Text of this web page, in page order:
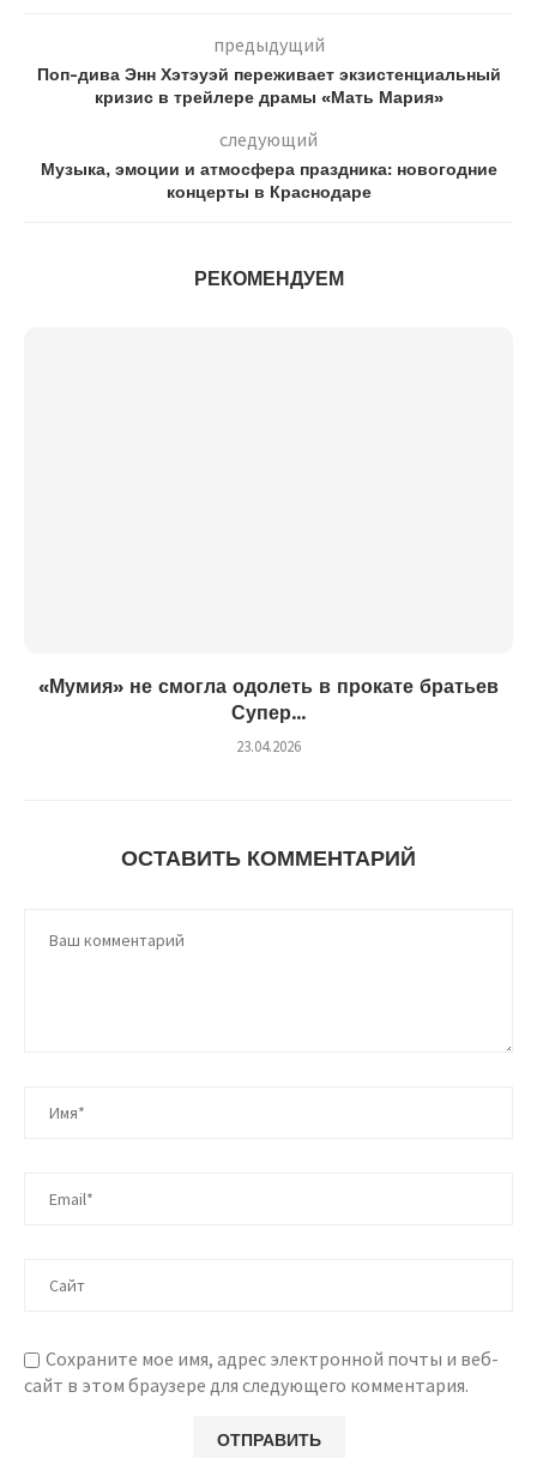
предыдущий
Поп-дива Энн Хэтэуэй переживает экзистенциальный
кризис в трейлере драмы «Мать Мария»
следующий
Музыка, эмоции и атмосфера праздника: новогодние
концерты в Краснодаре
РЕКОМЕНДУЕМ
«Мумия» не смогла одолеть в прокате братьев
Супер...
23.04.2026
ОСТАВИТЬ КОММЕНТАРИЙ
Сохраните мое имя, адрес электронной почты и веб-
сайт в этом браузере для следующего комментария.